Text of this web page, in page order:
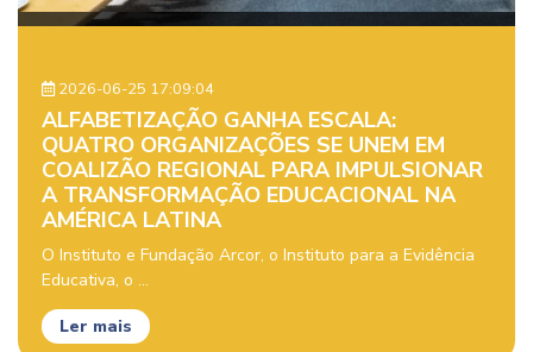
2026-06-25 17:09:04
ALFABETIZAÇÃO GANHA ESCALA:
QUATRO ORGANIZAÇÕES SE UNEM EM
COALIZÃO REGIONAL PARA IMPULSIONAR
A TRANSFORMAÇÃO EDUCACIONAL NA
AMÉRICA LATINA
O Instituto e Fundação Arcor, o Instituto para a Evidência
Educativa, o ...
Ler mais